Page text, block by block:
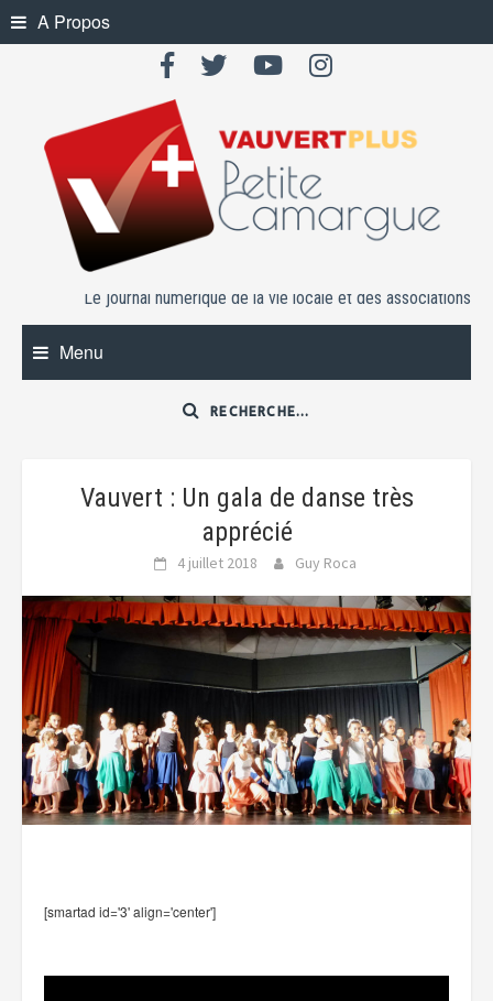
Skip
to
A Propos
Le journal numérique de la vie locale et des associations
Menu
Vauvert : Un gala de danse très
apprécié
4 juillet 2018 Guy Roca
[smartad id='3' align='center']